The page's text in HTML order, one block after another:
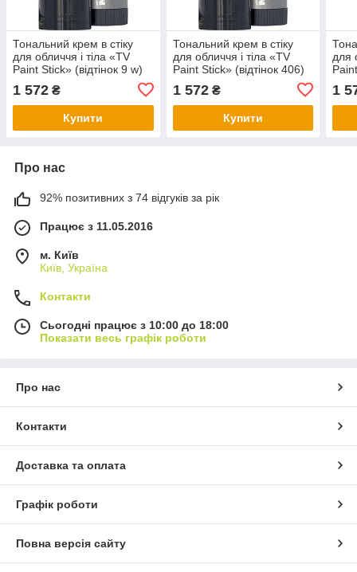
Тональний крем в стіку
для обличчя і тіла «TV
Paint Stick» (відтінок 9 w)
1 572 ₴
Купити
Тональний крем в стіку
для обличчя і тіла «TV
Paint Stick» (відтінок 406)
1 572₴
Купити
для
1
Про нас
92% позитивних з 74 відгуків за рік
Працює з 11.05.2016
м. Київ
Київ, Україна
Контакти
Сьогодні працює з 10:00 до 18:00
Показати весь графік роботи
Про нас
Контакти
Доставка та оплата
Графік роботи
Повна версія сайту